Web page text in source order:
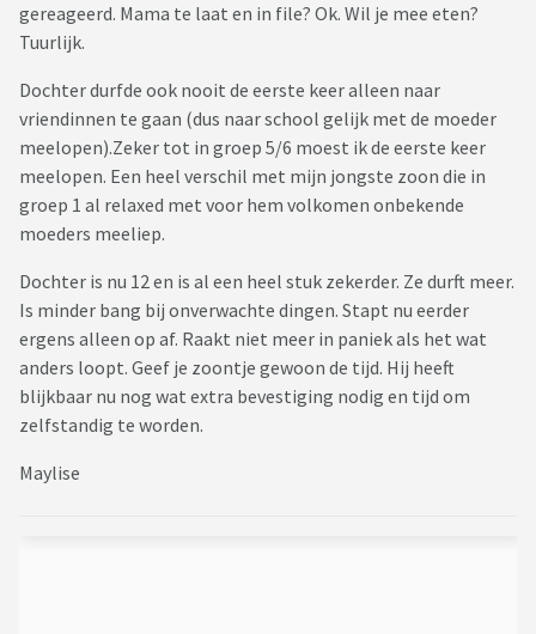
gereageerd. Mama te laat en in file? Ok. Wil je mee eten?
Tuurlijk.
Dochter durfde ook nooit de eerste keer alleen naar
vriendinnen te gaan (dus naar school gelijk met de moeder
meelopen).Zeker tot in groep 5/6 moest ik de eerste keer
meelopen. Een heel verschil met mijn jongste zoon die in
groep 1 al relaxed met voor hem volkomen onbekende
moeders meeliep.
Dochter is nu 12 en is al een heel stuk zekerder. Ze durft meer.
Is minder bang bij onverwachte dingen. Stapt nu eerder
ergens alleen op af. Raakt niet meer in paniek als het wat
anders loopt. Geef je zoontje gewoon de tijd. Hij heeft
blijkbaar nu nog wat extra bevestiging nodig en tijd om
zelfstandig te worden.
Maylise